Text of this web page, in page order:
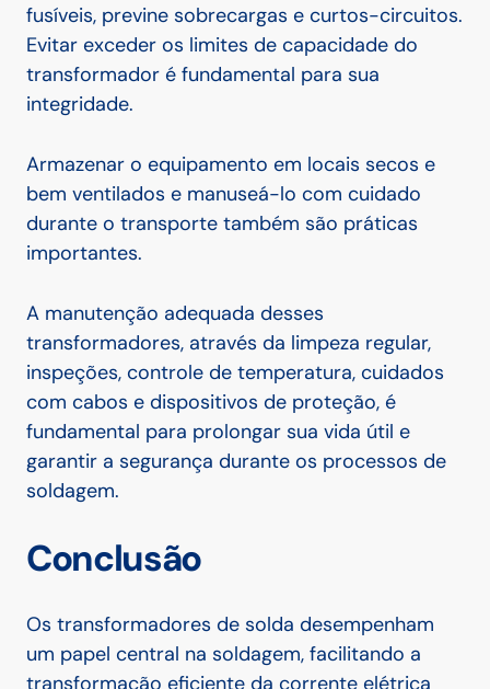
fusíveis, previne sobrecargas e curtos-circuitos.
Evitar exceder os limites de capacidade do
transformador é fundamental para sua
integridade.
Armazenar o equipamento em locais secos e
bem ventilados e manuseá-lo com cuidado
durante o transporte também são práticas
importantes.
A manutenção adequada desses
transformadores, através da limpeza regular,
inspeções, controle de temperatura, cuidados
com cabos e dispositivos de proteção, é
fundamental para prolongar sua vida útil e
garantir a segurança durante os processos de
soldagem.
Conclusão
Os transformadores de solda desempenham
um papel central na soldagem, facilitando a
transformação eficiente da corrente elétrica